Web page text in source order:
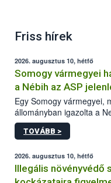
Friss hírek
2026. augusztus 10, hétfő
Somogy vármegyei
a Nébih az ASP
Egy Somogy vármegyei,
állományban igazolta a
Hivatal (Nébih)
jelenlétét. Az országos
terjedésének
számára kiemelten
betartása.
TOVÁBB >
2026. augusztus 10, hétfő
Illegális növényvédő